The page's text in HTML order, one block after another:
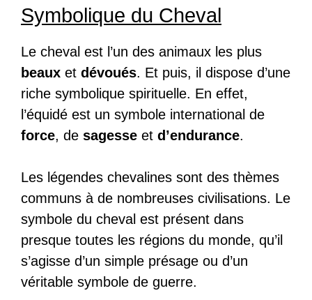
Symbolique du Cheval
Le cheval est l’un des animaux les plus
beaux et dévoués. Et puis, il dispose d’une
riche symbolique spirituelle. En effet,
l’équidé est un symbole international de
force, de sagesse et d’endurance.
Les légendes chevalines sont des thèmes
communs à de nombreuses civilisations. Le
symbole du cheval est présent dans
presque toutes les régions du monde, qu’il
s’agisse d’un simple présage ou d’un
véritable symbole de guerre.